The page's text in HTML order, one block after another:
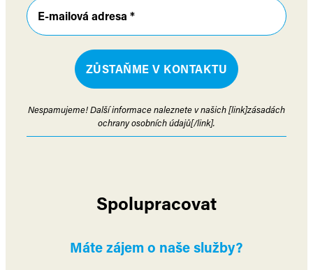
Nespamujeme! Další informace naleznete v našich [link]zásadách
ochrany osobních údajů[/link].
Spolupracovat
Máte zájem o naše služby?